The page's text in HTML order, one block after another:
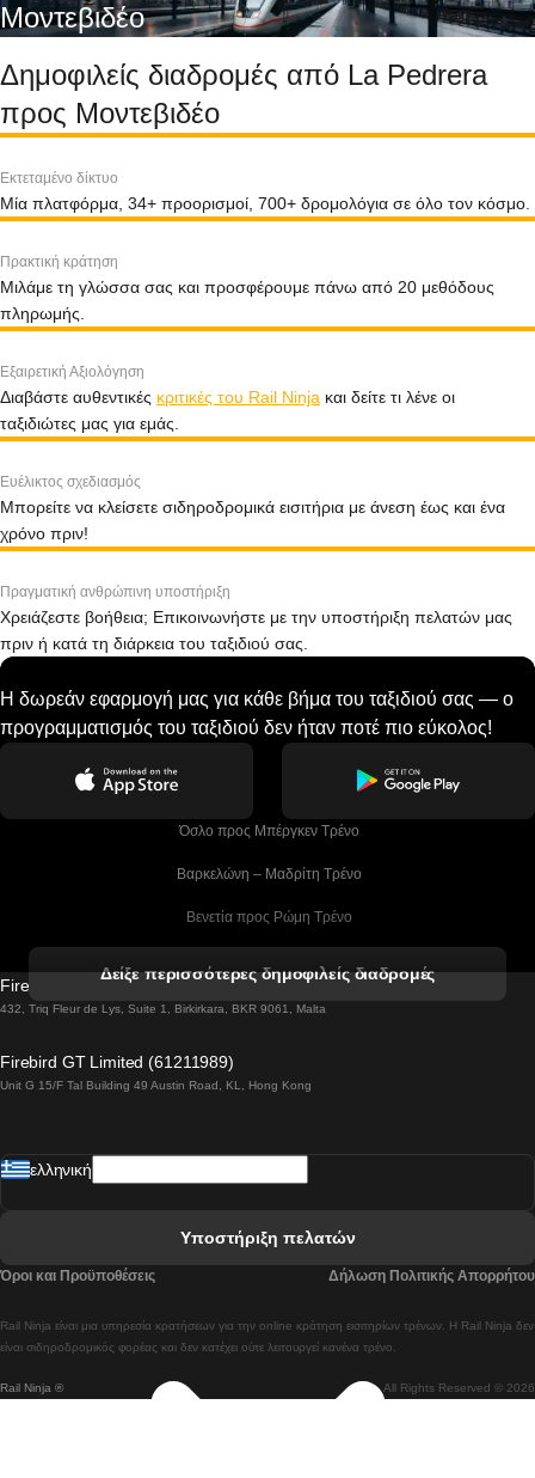
Μοντεβιδέο
Δημοφιλείς διαδρομές από La Pedrera
προς Μοντεβιδέο
Εκτεταμένο δίκτυο
Μία πλατφόρμα, 34+ προορισμοί, 700+ δρομολόγια σε όλο τον κόσμο.
Πρακτική κράτηση
Μιλάμε τη γλώσσα σας και προσφέρουμε πάνω από 20 μεθόδους
πληρωμής.
Εξαιρετική Αξιολόγηση
Διαβάστε αυθεντικές κριτικές του Rail Ninja και δείτε τι λένε οι
ταξιδιώτες μας για εμάς.
Ευέλικτος σχεδιασμός
Μπορείτε να κλείσετε σιδηροδρομικά εισιτήρια με άνεση έως και ένα
χρόνο πριν!
Πραγματική ανθρώπινη υποστήριξη
Χρειάζεστε βοήθεια; Επικοινωνήστε με την υποστήριξη πελατών μας
πριν ή κατά τη διάρκεια του ταξιδιού σας.
Η δωρεάν εφαρμογή μας για κάθε βήμα του ταξιδιού σας — ο
προγραμματισμός του ταξιδιού δεν ήταν ποτέ πιο εύκολος!
Όσλο προς Μπέργκεν Tρένο
Βαρκελώνη – Μαδρίτη Tρένο
Βενετία προς Ρώμη Τρένο
Βιέννη προς Σάλτσμπουργκ Τρένα
Βουδαπέστη προς Πράγα Tρένο
Λισαβόνα προς Λάγος Tρένο
Λισαβόνα προς Μαδρίτη Τρένα
Δείξε περισσότερες δημοφιλείς διαδρομές
Firebird GT Limited (OC 1451)
432, Triq Fleur de Lys, Suite 1, Birkirkara, BKR 9061, Malta
Firebird GT Limited (61211989)
Unit G 15/F Tal Building 49 Austin Road, KL, Hong Kong
Rail Ninja ® All Rights Reserved © 2026
Rail Ninja είναι μια υπηρεσία κρατήσεων για την online κράτηση εισιτηρίων τρένων. Η Rail Ninja δεν
είναι σιδηροδρομικός φορέας και δεν κατέχει ούτε λειτουργεί κανένα τρένο.
ελληνική
Υποστήριξη πελατών
Όροι και Προϋποθέσεις Δήλωση Πολιτικής Απορρήτου